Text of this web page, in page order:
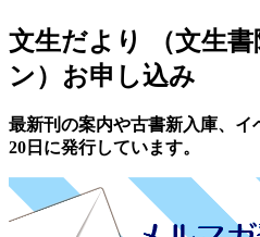
文生だより （文生
ン）お申し込み
最新刊の案内や古書新入庫、イ
20日に発行しています。